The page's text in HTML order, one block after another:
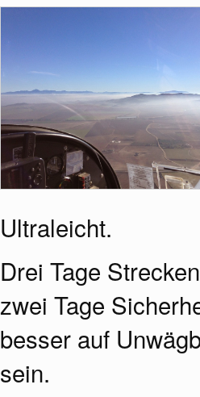
Ultraleicht.
Drei Tage
zwei Tage
besser auf
sein.